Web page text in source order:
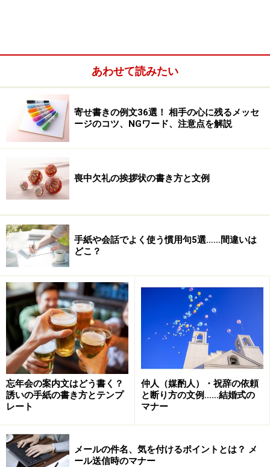
5位：「はい、了解しました」
1位：「なるほどですね」
よく耳にする言葉です。しかし、実際に自分が言われて
みると何だか違和感を覚えるという人も多い言葉です。
「ですね」をとって「なるほど」のみで用いても同じこ
とがいえます。「なるほど」とは、相手の言葉を受け
て、自分も同じ意見、気持ちであることを述べるという
意味の上では間違いとはいえません。しかし、「なるほ
どね～」「なるほど、なかなかいいんじゃない」などの
て、自分が評価するような印象も与えます。
あわせて読みたい
寄せ書きの例文36選！ 相手の心に残るメッセ
ージのコツ、NGワード、注意点を解説
喪中欠礼の挨拶状の書き方と文例
手紙や会話でよく使う慣用句5選……間違いは
どこ？
忘年会の案内文はどう書く？
誘いの手紙の書き方とテンプ
レート
仲人（媒酌人）・祝辞の依頼
と断り方の文例……結婚式の
マナー
メールの件名、気を付けるポイントとは？ メ
ール送信時のマナー